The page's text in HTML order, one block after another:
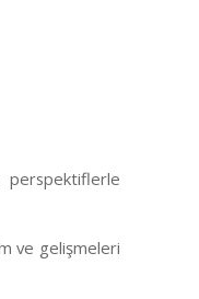
perspektiflerle
ve gelişmeleri